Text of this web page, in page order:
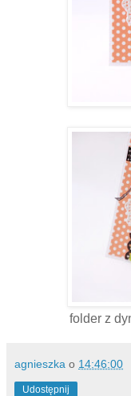
folder z
agnieszka o 14:46:00
Udostępnij